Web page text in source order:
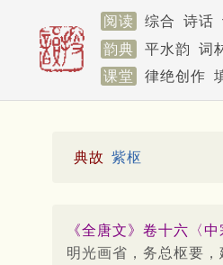
阅读 综合 诗话
韵典
平水韵 词
课堂
律绝创作
典故 紫枢
《全唐文》卷十六〈
明光画省，务总枢要